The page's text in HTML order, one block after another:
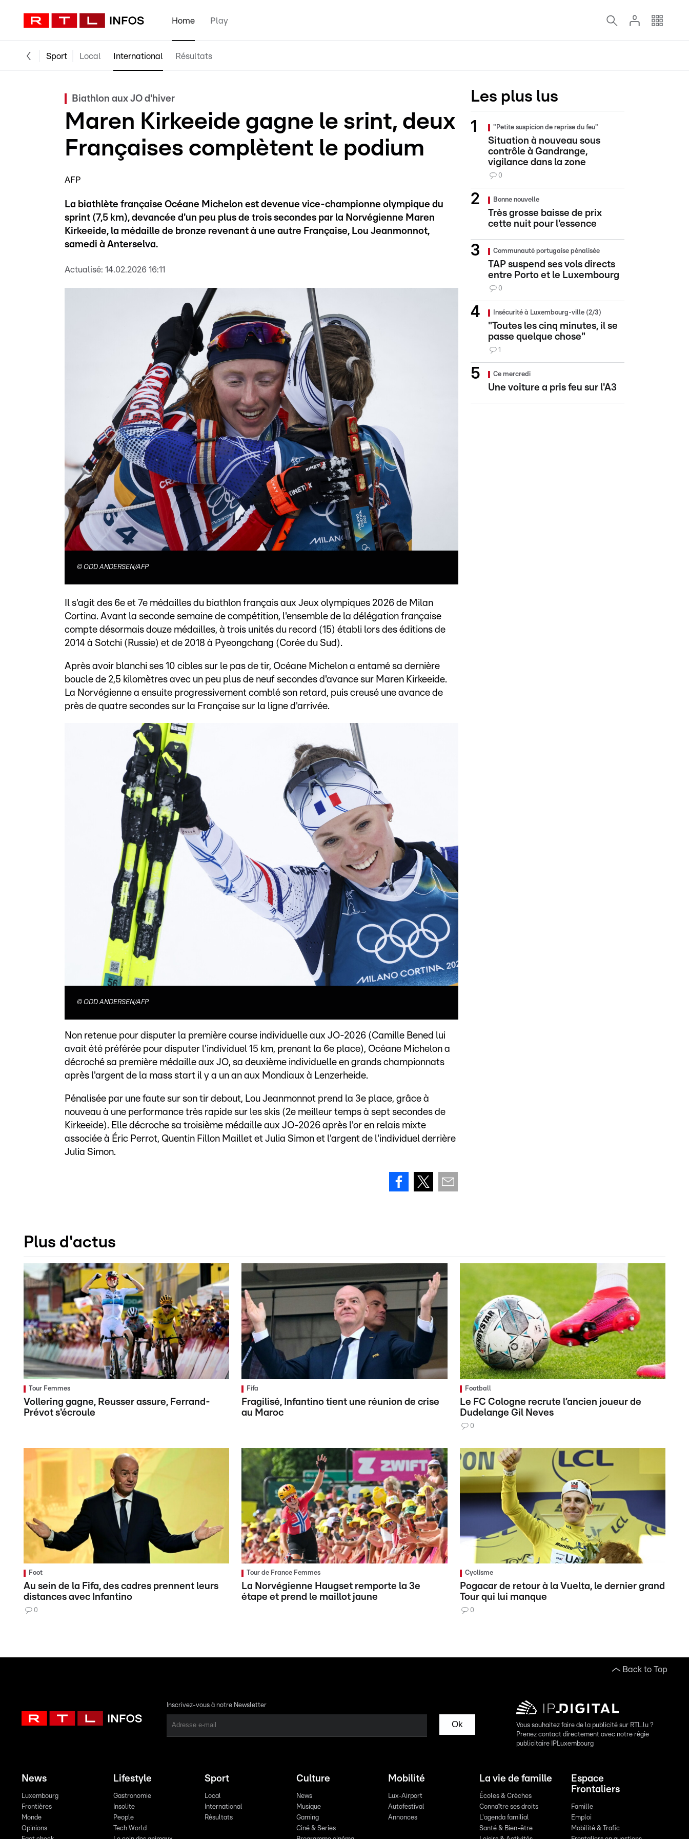
Home Play
Sport Local International Résultats
Biathlon aux JO d'hiver
Maren Kirkeeide gagne le srint, deux
Françaises complètent le podium
AFP
La biathlète française Océane Michelon est devenue vice-championne olympique du
sprint (7,5 km), devancée d'un peu plus de trois secondes par la Norvégienne Maren
Kirkeeide, la médaille de bronze revenant à une autre Française, Lou Jeanmonnot,
samedi à Anterselva.
Actualisé: 14.02.2026 16:11
© ODD ANDERSEN/AFP
Il s'agit des 6e et 7e médailles du biathlon français aux Jeux olympiques 2026 de Milan
Cortina. Avant la seconde semaine de compétition, l'ensemble de la délégation française
compte désormais douze médailles, à trois unités du record (15) établi lors des éditions de
2014 à Sotchi (Russie) et de 2018 à Pyeongchang (Corée du Sud).
Après avoir blanchi ses 10 cibles sur le pas de tir, Océane Michelon a entamé sa dernière
boucle de 2,5 kilomètres avec un peu plus de neuf secondes d'avance sur Maren Kirkeeide.
La Norvégienne a ensuite progressivement comblé son retard, puis creusé une avance de
près de quatre secondes sur la Française sur la ligne d'arrivée.
© ODD ANDERSEN/AFP
Non retenue pour disputer la première course individuelle aux JO-2026 (Camille Bened lui
avait été préférée pour disputer l'individuel 15 km, prenant la 6e place), Océane Michelon a
décroché sa première médaille aux JO, sa deuxième individuelle en grands championnats
après l'argent de la mass start il y a un an aux Mondiaux à Lenzerheide.
Pénalisée par une faute sur son tir debout, Lou Jeanmonnot prend la 3e place, grâce à
nouveau à une performance très rapide sur les skis (2e meilleur temps à sept secondes de
Kirkeeide). Elle décroche sa troisième médaille aux JO-2026 après l'or en relais mixte
associée à Éric Perrot, Quentin Fillon Maillet et Julia Simon et l'argent de l'individuel derrière
Julia Simon.
Les plus lus
"Petite suspicion de reprise du feu"
Situation à nouveau sous
contrôle à Gandrange,
vigilance dans la zone
0
Bonne nouvelle
Très grosse baisse de prix
cette nuit pour l'essence
Communauté portugaise pénalisée
TAP suspend ses vols directs
entre Porto et le Luxembourg
0
Insécurité à Luxembourg-ville (2/3)
"Toutes les cinq minutes, il se
passe quelque chose"
1
Ce mercredi
Une voiture a pris feu sur l'A3
Plus d'actus
Tour Femmes
Vollering gagne, Reusser assure, Ferrand-
Prévot s'écroule
Fifa
Fragilisé, Infantino tient une réunion de crise
au Maroc
Football
Le FC Cologne recrute l’ancien joueur de
Dudelange Gil Neves
0
Foot
Au sein de la Fifa, des cadres prennent leurs
distances avec Infantino
0
Tour de France Femmes
La Norvégienne Haugset remporte la 3e
étape et prend le maillot jaune
Cyclisme
Pogacar de retour à la Vuelta, le dernier grand
Tour qui lui manque
0
Back to Top
Inscrivez-vous à notre Newsletter
Ok
Vous souhaitez faire de la publicité sur RTL.lu ?
Prenez contact directement avec notre régie
publicitaire IPLuxembourg
News
Luxembourg
Frontières
Monde
Opinions
Lifestyle
Gastronomie
Insolite
People
Tech World
Sport
Local
International
Résultats
Culture
News
Musique
Gaming
Ciné & Series
Mobilité
Lux-Airport
Autofestival
Annonces
La vie de famille
Écoles & Crèches
Connaître ses droits
L'agenda familial
Santé & Bien-être
Espace
Frontaliers
Famille
Emploi
Mobilité & Trafic